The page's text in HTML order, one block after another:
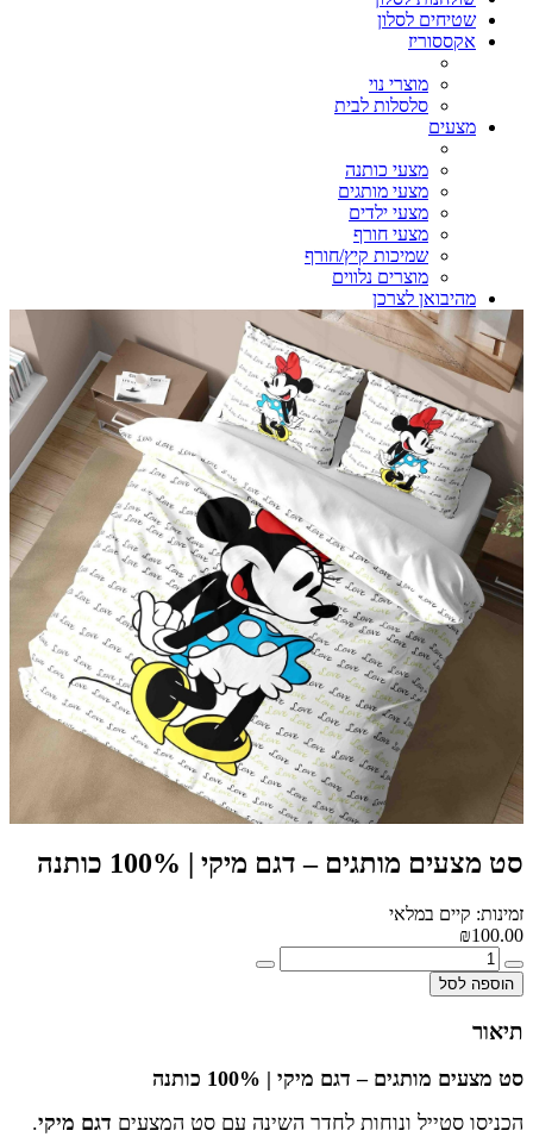
שטיחים לסלון
אקססוריז
מוצרי נוי
סלסלות לבית
מצעים
מצעי כותנה
מצעי מותגים
מצעי ילדים
מצעי חורף
שמיכות קיץ/חורף
מוצרים נלווים
מהיבואן לצרכן
סט מצעים מותגים – דגם מיקי | 100% כותנה
זמינות: קיים במלאי
₪100.00
הוספה לסל
תיאור
סט מצעים מותגים – דגם מיקי | 100% כותנה
הכניסו סטייל ונוחות לחדר השינה עם סט המצעים דגם מיקי.